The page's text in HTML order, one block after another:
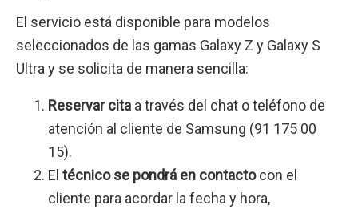
El servicio está disponible para modelos
seleccionados de las gamas Galaxy Z y Galaxy S
Ultra y se solicita de manera sencilla:
Reservar cita a través del chat o teléfono de
atención al cliente de Samsung (91 175 00
15).
El técnico se pondrá en contactocon el
cliente para acordar la fecha y hora,